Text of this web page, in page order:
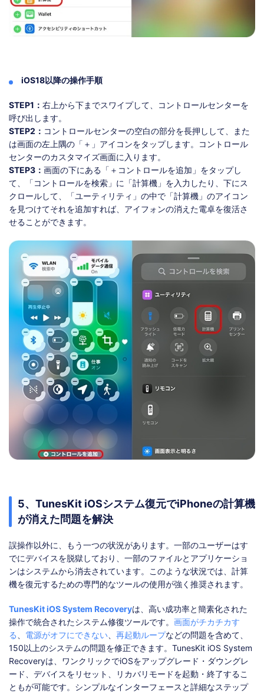
iOS18以降の操作手順
STEP1： 右上から下までスワイプして、コントロールセンターを
呼び出します。
STEP2： コントロールセンターの空白の部分を長押しして、また
は画面の左上隅の「＋」アイコンをタップします。コントロール
センターのカスタマイズ画面に入ります。
STEP3： 画面の下にある「＋コントロールを追加」をタップし
て、「コントロールを検索」に「計算機」を入力したり、下にス
クロールして、「ユーティリティ」の中で「計算機」のアイコン
を見つけてそれを追加すれば、アイフォンの消えた電卓を復活さ
せることができます。
5、TunesKit iOSシステム復元でiPhoneの計算機
が消えた問題を解決
誤操作以外に、もう一つの状況があります。一部のユーザーはす
でにデバイスを脱獄しており、一部のファイルとアプリケーショ
ンはシステムから消去されています。このような状況では、計算
機を復元するための専門的なツールの使用が強く推奨されます。
TunesKit iOS System Recoveryは、高い成功率と簡素化された
操作で統合されたシステム修復ツールです。 画面がチカチカす
る、 電源がオフにできない、 再起動ループなどの問題を含めて、
150以上のシステムの問題を修正できます。TunesKit iOS System
Recoveryは、ワンクリックでiOSをアップグレード・ダウングレ
ード、デバイスをリセット、リカバリモードを起動・終了するこ
ともが可能です。シンプルなインターフェースと詳細なステップ